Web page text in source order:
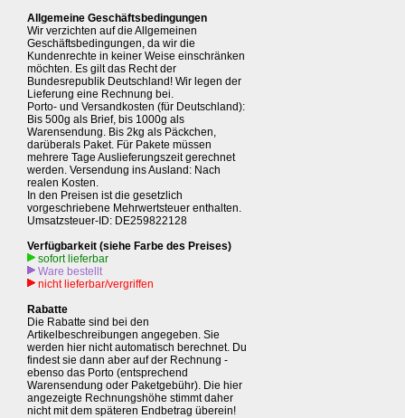
Allgemeine Geschäftsbedingungen
Wir verzichten auf die Allgemeinen
Geschäftsbedingungen, da wir die
Kundenrechte in keiner Weise einschränken
möchten. Es gilt das Recht der
Bundesrepublik Deutschland! Wir legen der
Lieferung eine Rechnung bei.
Porto- und Versandkosten (für Deutschland):
Bis 500g als Brief, bis 1000g als
Warensendung. Bis 2kg als Päckchen,
darüberals Paket. Für Pakete müssen
mehrere Tage Auslieferungszeit gerechnet
werden. Versendung ins Ausland: Nach
realen Kosten.
In den Preisen ist die gesetzlich
vorgeschriebene Mehrwertsteuer enthalten.
Umsatzsteuer-ID: DE259822128
Verfügbarkeit (siehe Farbe des Preises)
sofort lieferbar
Ware bestellt
nicht lieferbar/vergriffen
Rabatte
Die Rabatte sind bei den
Artikelbeschreibungen angegeben. Sie
werden hier nicht automatisch berechnet. Du
findest sie dann aber auf der Rechnung -
ebenso das Porto (entsprechend
Warensendung oder Paketgebühr). Die hier
angezeigte Rechnungshöhe stimmt daher
nicht mit dem späteren Endbetrag überein!